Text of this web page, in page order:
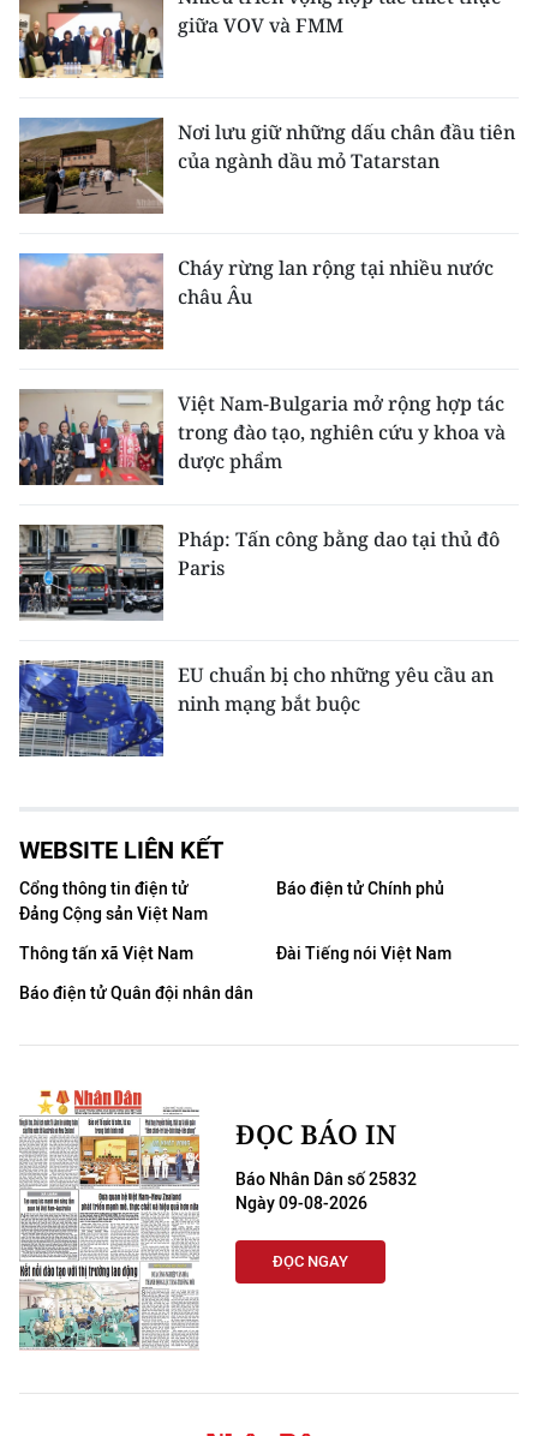
giữa VOV và FMM
Nơi lưu giữ những dấu chân đầu tiên
của ngành dầu mỏ Tatarstan
Cháy rừng lan rộng tại nhiều nước
châu Âu
Việt Nam-Bulgaria mở rộng hợp tác
trong đào tạo, nghiên cứu y khoa và
dược phẩm
Pháp: Tấn công bằng dao tại thủ đô
Paris
EU chuẩn bị cho những yêu cầu an
ninh mạng bắt buộc
WEBSITE LIÊN KẾT
Cổng thông tin điện tử
Đảng Cộng sản Việt Nam
Báo điện tử Chính phủ
Thông tấn xã Việt Nam
Đài Tiếng nói Việt Nam
Báo điện tử Quân đội nhân dân
ĐỌC BÁO IN
Báo Nhân Dân số 25832
Ngày 09-08-2026
ĐỌC NGAY